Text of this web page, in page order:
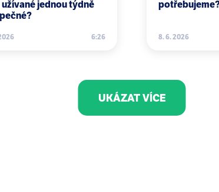
Neurology 2007 69(11):1072 – 1073.
Alzheimer disease in Nigeria and the
incidence of dementia and intake of animal
1993;12(1):28-36.
J, Belle S, DeKosky ST. Prevalence of
užívané jednou týdně
6:26 8. 6. 2026
UKÁZAT VÍCE